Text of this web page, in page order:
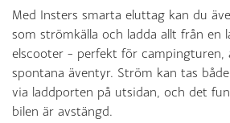
Med Insters smarta eluttag kan du
som strömkälla och ladda allt från en
elscooter – perfekt för campingturen,
spontana äventyr. Ström kan tas
via laddporten på utsidan, och det
bilen är avstängd.